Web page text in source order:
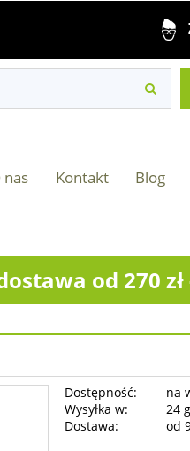
nas Kontakt Blog
od 270
Dostępność:
na
Wysyłka w:
24
Dostawa:
od